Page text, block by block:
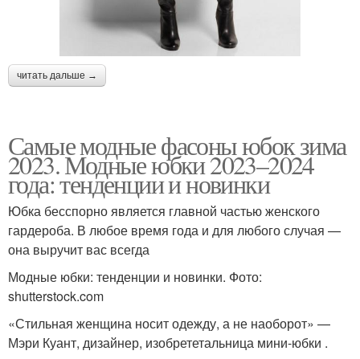
читать дальше →
Самые модные фасоны юбок зима
2023. Модные юбки 2023–2024
года: тенденции и новинки
Юбка бесспорно является главной частью женского
гардероба. В любое время года и для любого случая —
она выручит вас всегда
Модные юбки: тенденции и новинки. Фото:
shutterstock.com
«Стильная женщина носит одежду, а не наоборот» —
Мэри Куант, дизайнер, изобрететальница мини-юбки .